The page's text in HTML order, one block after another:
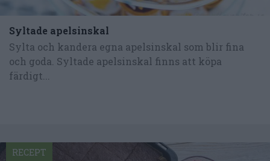
Syltade apelsinskal
Sylta och kandera egna apelsinskal som blir fina
och goda. Syltade apelsinskal finns att köpa
färdigt...
RECEPT